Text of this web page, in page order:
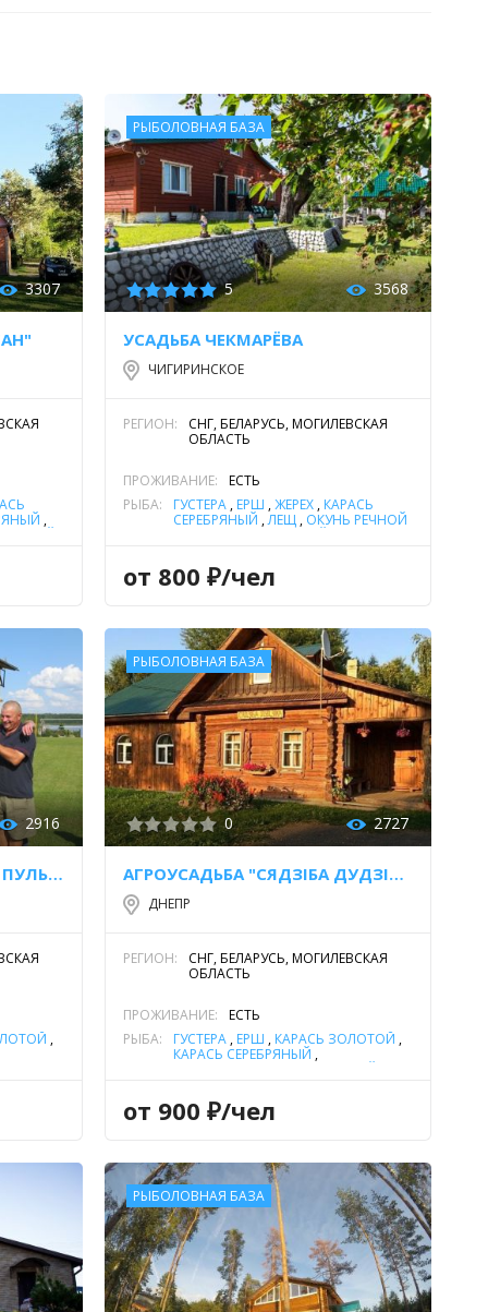
3307
,
РЫБОЛОВНАЯ БАЗА
5 3568
УСАДЬБА ЧЕКМАРЁВА
ЧИГИРИНСКОЕ
РЕГИОН:
СНГ, БЕЛАРУСЬ, МОГИЛЕВСКАЯ
ОБЛАСТЬ
ПРОЖИВАНИЕ:
ЕСТЬ
РЫБА:
ГУСТЕРА, ЁРШ ,ЖЕРЕХ, КАРАСЬ
СЕРЕБРЯНЫЙ ,ЛЕЩ, ОКУНЬ РЕЧНОЙ
от 800 ₽/чел
2916
АГРОУСАДЬБА "РЫБАЦКАЯ ПУЛЬВА"
,
РЫБОЛОВНАЯ БАЗА
0 2727
АГРОУСАДЬБА "СЯДЗIБА ДУДЗIКА"
ДНЕПР
РЕГИОН:
СНГ, БЕЛАРУСЬ, МОГИЛЕВСКАЯ
ОБЛАСТЬ
ПРОЖИВАНИЕ:
ЕСТЬ
РЫБА:
ГУСТЕРА, ЁРШ , КАРАСЬ ЗОЛОТОЙ ,
КАРАСЬ СЕРЕБРЯНЫЙ ,
от 900 ₽/чел
РЫБОЛОВНАЯ БАЗА